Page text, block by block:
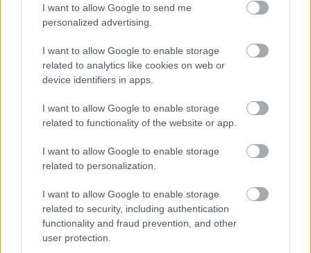
I want to allow Google to send me
personalized advertising.
I want to allow Google to enable storage
related to analytics like cookies on web or
device identifiers in apps.
I want to allow Google to enable storage
related to functionality of the website or app.
I want to allow Google to enable storage
related to personalization.
I want to allow Google to enable storage
related to security, including authentication
functionality and fraud prevention, and other
user protection.
második negyedévben
13 órája